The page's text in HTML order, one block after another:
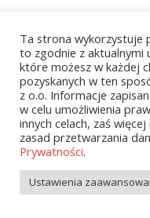
Kategorie
zobacz wszystkie
Ta strona wykorzystuje
to zgodnie z aktualnymi
które możesz w każdej
pozyskanych w ten
z o.o. Informacje
w celu umożliwienia
innych celach, zaś
zasad przetwarzania
Prywatności.
Ustawienia